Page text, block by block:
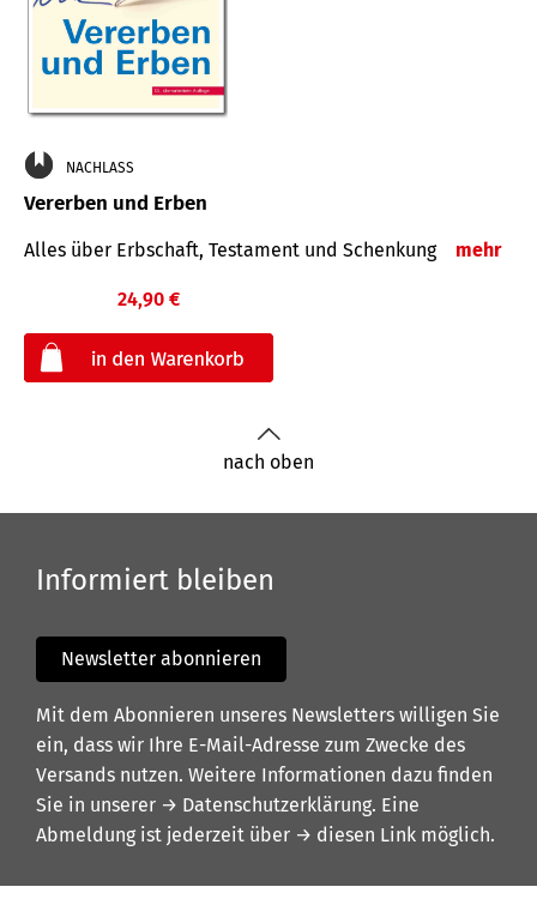
NACHLASS
Vererben und Erben
Alles über Erbschaft, Testament und Schenkung mehr
24,90 €
nach oben
Informiert bleiben
Newsletter abonnieren
Mit dem Abonnieren unseres Newsletters willigen Sie
ein, dass wir Ihre E-Mail-Adresse zum Zwecke des
Versands nutzen. Weitere Informationen dazu finden
Sie in unserer → Datenschutzerklärung. Eine
Abmeldung ist jederzeit über → diesen Link möglich.